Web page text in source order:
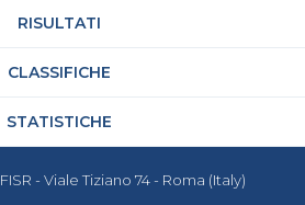
RISULTATI
CLASSIFICHE
STATISTICHE
- Viale Tiziano 74 - Roma (Italy)